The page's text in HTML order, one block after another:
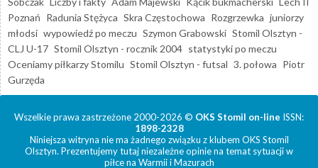
Poznań Radunia Stężyca Skra Częstochowa Rozgrzewka juniorzy
młodsi wypowiedź po meczu Szymon Grabowski Stomil Olsztyn -
CLJ U-17 Stomil Olsztyn - rocznik 2004 statystyki po meczu
Oceniamy piłkarzy Stomilu Stomil Olsztyn - futsal 3. połowa Piotr
Gurzęda
Wszelkie prawa zastrzeżone 2000-2026 © OKS Stomil on-line ISSN:
1898-2328
Niniejsza witryna nie ma żadnego związku z klubem OKS Stomil
Olsztyn. Prezentujemy tutaj niezależne opinie na temat sytuacji w
piłce na Warmii i Mazurach